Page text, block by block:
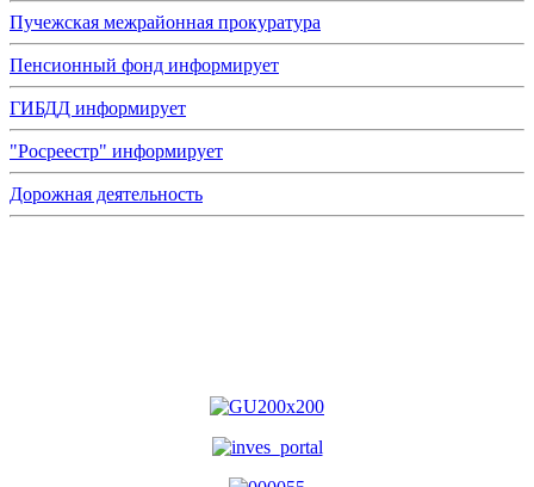
Пучежская межрайонная прокуратура
Пенсионный фонд информирует
ГИБДД информирует
"Росреестр" информирует
Дорожная деятельность